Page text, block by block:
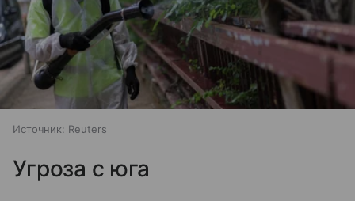
Источник: Reuters
Угроза с юга